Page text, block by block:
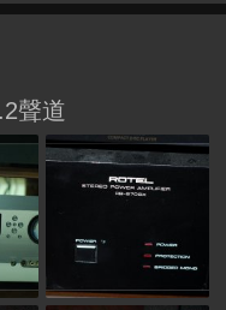
聲道